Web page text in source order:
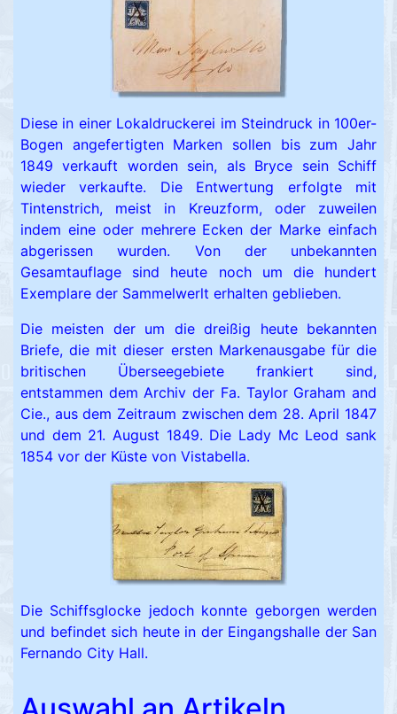
Diese in einer Lokaldruckerei im Steindruck in 100er-
Bogen angefertigten Marken sollen bis zum Jahr
1849 verkauft worden sein, als Bryce sein Schiff
wieder verkaufte. Die Entwertung erfolgte mit
Tintenstrich, meist in Kreuzform, oder zuweilen
indem eine oder mehrere Ecken der Marke einfach
abgerissen wurden. Von der unbekannten
Gesamtauflage sind heute noch um die hundert
Exemplare der Sammelwerlt erhalten geblieben.
Die meisten der um die dreißig heute bekannten
Briefe, die mit dieser ersten Markenausgabe für die
britischen Überseegebiete frankiert sind,
entstammen dem Archiv der Fa. Taylor Graham and
Cie., aus dem Zeitraum zwischen dem 28. April 1847
und dem 21. August 1849. Die Lady Mc Leod sank
1854 vor der Küste von Vistabella.
Die Schiffsglocke jedoch konnte geborgen werden
und befindet sich heute in der Eingangshalle der San
Fernando City Hall.